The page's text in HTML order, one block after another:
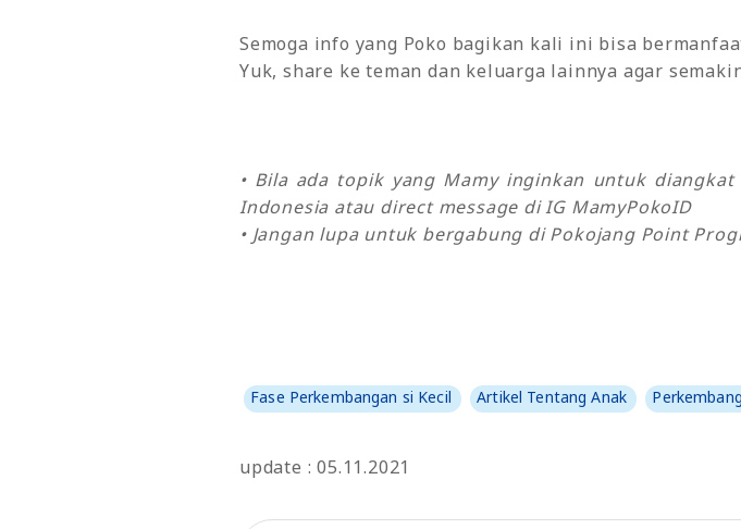
Semoga info yang Poko bagikan kali ini bisa
Yuk, share ke teman dan keluarga lainnya agar
• Bila ada topik yang Mamy inginkan untuk
Indonesia atau direct message di IG MamyPokoID
• Jangan lupa untuk bergabung di Pokojang Point
Fase Perkembangan si Kecil Artikel Tentang Anak
update : 05.11.2021